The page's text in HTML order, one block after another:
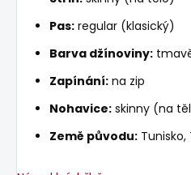
Pas: regular (klasický)
Barva džínoviny:
Zapínání: na zip
Nohavice: skinny (na
Země původu: